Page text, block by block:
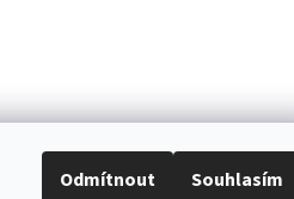
Odmítnout Souhlasím